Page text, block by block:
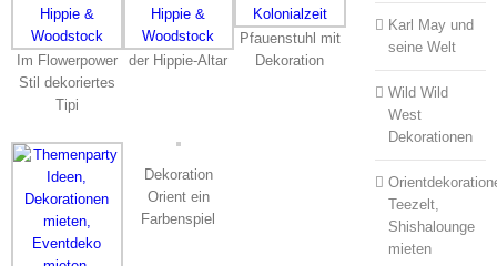
Im Flowerpower
Stil dekoriertes
Tipi
der Hippie-Altar
Pfauenstuhl mit
Dekoration
Dekoration
Orient ein
Farbenspiel
Karl May und
seine Welt
Wild Wild
West
Dekorationen
Teezelt,
Shishalounge
mieten